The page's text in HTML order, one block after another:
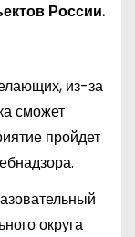
России.
из-за
сможет
пройдет
округа